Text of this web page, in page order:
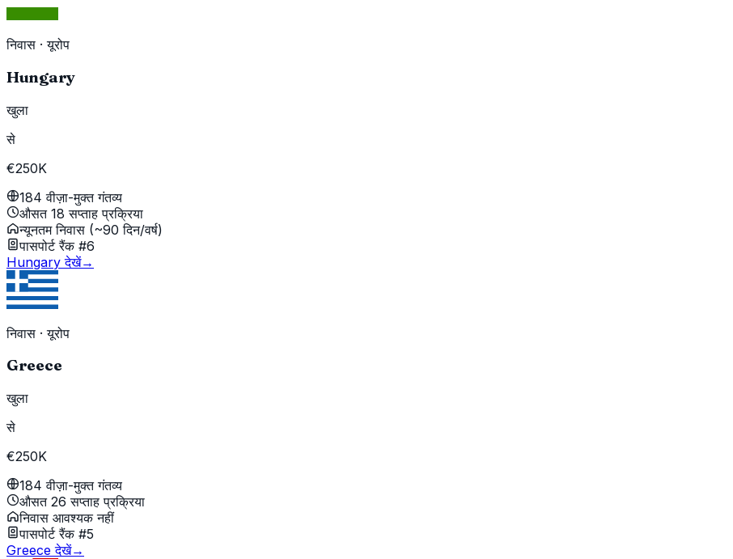
निवास ·यूरोप
Hungary
खुला
से
€250K
184 वीज़ा-मुक्त गंतव्य
औसत 18 सप्ताह प्रक्रिया
न्यूनतम निवास (~90 दिन/वर्ष)
पासपोर्ट रैंक #6
Hungary देखें→
निवास ·यूरोप
Greece
खुला
से
€250K
184 वीज़ा-मुक्त गंतव्य
औसत 26 सप्ताह प्रक्रिया
निवास आवश्यक नहीं
पासपोर्ट रैंक #5
Greece देखें→